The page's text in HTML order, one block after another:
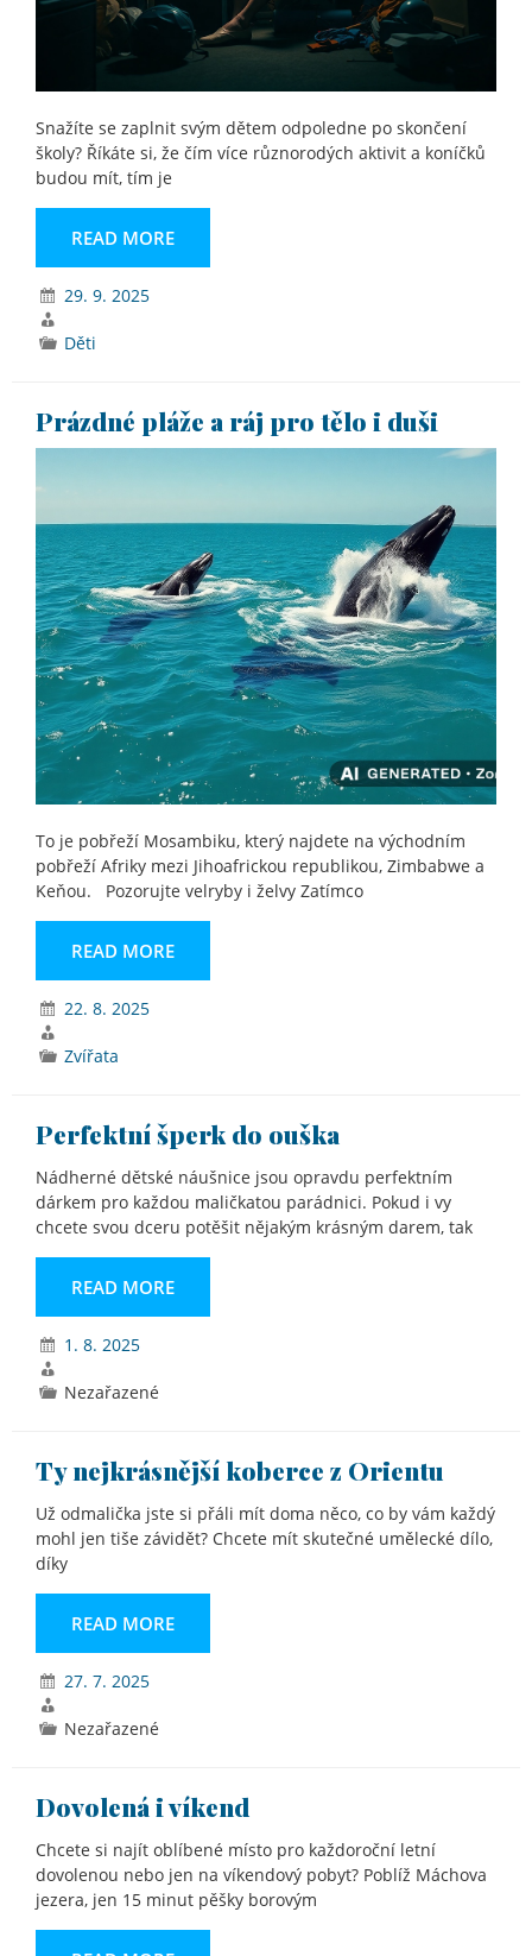
Snažíte se zaplnit svým dětem odpoledne po skončení
školy? Říkáte si, že čím více různorodých aktivit a koníčků
budou mít, tím je
READ MORE
29. 9. 2025
Děti
Prázdné pláže a ráj pro tělo i duši
To je pobřeží Mosambiku, který najdete na východním
pobřeží Afriky mezi Jihoafrickou republikou, Zimbabwe a
Keňou. Pozorujte velryby i želvy Zatímco
READ MORE
22. 8. 2025
Zvířata
Perfektní šperk do ouška
Nádherné dětské náušnice jsou opravdu perfektním
dárkem pro každou maličkatou parádnici. Pokud i vy
chcete svou dceru potěšit nějakým krásným darem, tak
READ MORE
1. 8. 2025
Nezařazené
Ty nejkrásnější koberce z Orientu
Už odmalička jste si přáli mít doma něco, co by vám každý
mohl jen tiše závidět? Chcete mít skutečné umělecké dílo,
díky
READ MORE
27. 7. 2025
Nezařazené
Dovolená i víkend
Chcete si najít oblíbené místo pro každoroční letní
dovolenou nebo jen na víkendový pobyt? Poblíž Máchova
jezera, jen 15 minut pěšky borovým